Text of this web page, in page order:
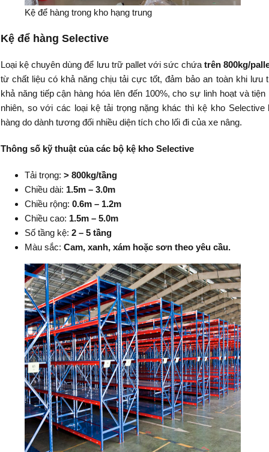
Kệ để hàng trong kho hạng trung
Kệ để hàng Selective
Loại kệ chuyên dùng để lưu trữ pallet với sức chứatrên 800kg/
từ chất liệu có khả năng chịu tải cực tốt, đảm bảo an toàn khi lưu
khả năng tiếp cận hàng hóa lên đến 100%, cho sự linh hoạt và
nhiên, so với các loại kệ tải trọng nặng khác thì kệ kho
hàng do dành tương đối nhiều diện tích cho lối đi của xe nâng.
Thông số kỹ thuật của các bộ kệ kho Selective
Tải trọng: > 800kg/tầng
Chiều dài: 1.5m – 3.0m
Chiều rộng: 0.6m – 1.2m
Chiều cao: 1.5m – 5.0m
Số tầng kệ: 2 – 5 tầng
Màu sắc: Cam, xanh, xám hoặc sơn theo yêu cầu.